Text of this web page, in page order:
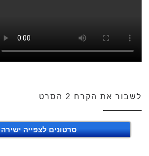
לשבור את הקרח 2 הסרט
סרטונים לצפייה ישירה